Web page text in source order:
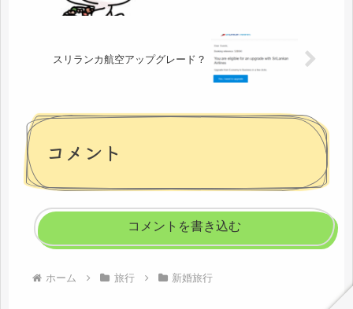
スリランカ航空アップグレード？
コメント
コメントを書き込む
ホーム 旅行 新婚旅行